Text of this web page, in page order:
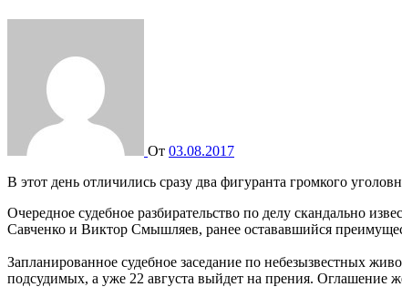
От 03.08.2017
В этот день отличились сразу два фигуранта громкого
Очередное судебное разбирательство по делу скандально
Савченко и Виктор Смышляев, ранее остававшийся
Запланированное судебное заседание по небезызвестных
подсудимых, а уже 22 августа выйдет на прения. Оглашение